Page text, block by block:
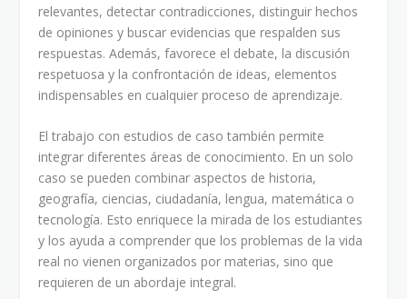
relevantes, detectar contradicciones, distinguir hechos
de opiniones y buscar evidencias que respalden sus
respuestas. Además, favorece el debate, la discusión
respetuosa y la confrontación de ideas, elementos
indispensables en cualquier proceso de aprendizaje.
El trabajo con estudios de caso también permite
integrar diferentes áreas de conocimiento. En un solo
caso se pueden combinar aspectos de historia,
geografía, ciencias, ciudadanía, lengua, matemática o
tecnología. Esto enriquece la mirada de los estudiantes
y los ayuda a comprender que los problemas de la vida
real no vienen organizados por materias, sino que
requieren de un abordaje integral.